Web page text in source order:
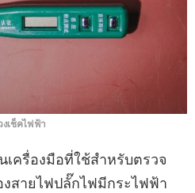
งเช็คไฟฟ้า
เครื่องมือที่ใช้สําหรับตรวจ
สายไฟปลั๊กไฟมีกระไฟฟ้า